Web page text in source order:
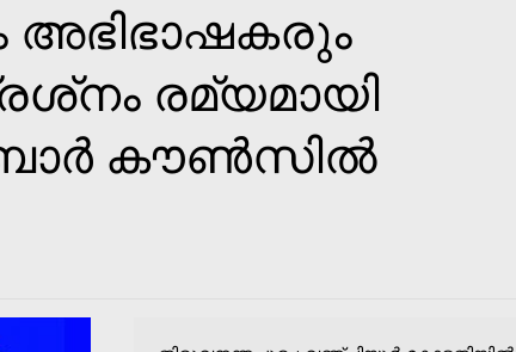
അഭിഭാഷകരും
രമ്യമായി
ബാര്‍ കൗണ്‍സില്‍